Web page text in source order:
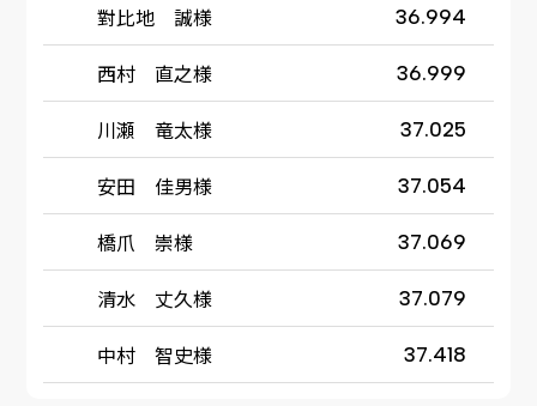
對比地 誠様 36.994
西村 直之様 36.999
川瀬 竜太様 37.025
安田 佳男様 37.054
橋爪 崇様 37.069
清水 丈久様 37.079
中村 智史様 37.418